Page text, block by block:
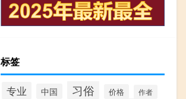
标签
专业 中国 习俗 价格 作者